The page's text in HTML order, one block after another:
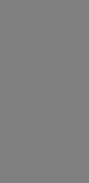
Tipps gegen